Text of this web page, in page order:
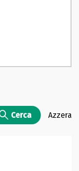
Cerca Azzera